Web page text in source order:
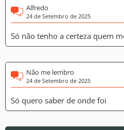
Alfredo
24 de Setembro de 2025
Só não tenho a certeza quem
Não me lembro
24 de Setembro de 2025
Só quero saber de onde foi